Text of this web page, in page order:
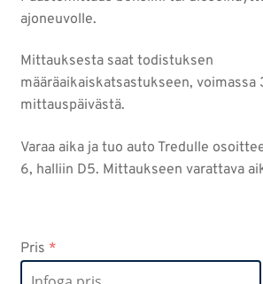
Uusi valikkokohta
ajoneuvolle.
Mittauksesta saat todistuksen
määräaikaiskatsastukseen, voimassa
mittauspäivästä.
Varaa aika ja tuo auto Tredulle
6, halliin D5. Mittaukseen varattava
Pris *